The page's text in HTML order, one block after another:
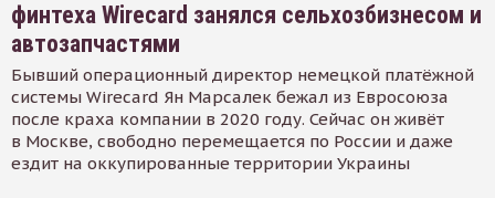
финтеха Wirecard занялся сельхозбизнесом и
автозапчастями
Бывший операционный директор немецкой платёжной
системы Wirecard Ян Марсалек бежал из Евросоюза
после краха компании в 2020 году. Сейчас он живёт
в Москве, свободно перемещается по России и даже
ездит на оккупированные территории Украины